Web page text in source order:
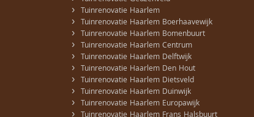
› Tuinrenovatie Haarlem
› Tuinrenovatie Haarlem Boerhaavewijk
› Tuinrenovatie Haarlem Bomenbuurt
› Tuinrenovatie Haarlem Centrum
› Tuinrenovatie Haarlem Delftwijk
› Tuinrenovatie Haarlem Den Hout
› Tuinrenovatie Haarlem Dietsveld
› Tuinrenovatie Haarlem Duinwijk
› Tuinrenovatie Haarlem Europawijk